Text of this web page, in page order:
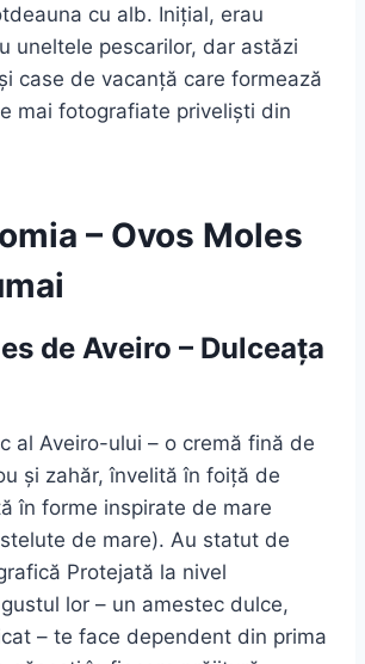
cu alb. Inițial, erau
uneltele pescarilor, dar astăzi
case de vacanță care formează
mai fotografiate priveliști din
– Ovos Moles
de Aveiro – Dulceața
al Aveiro-ului – o cremă fină de
și zahăr, învelită în foiță de
în forme inspirate de mare
de mare). Au statut de
Protejată la nivel
lor – un amestec dulce,
– te face dependent din prima